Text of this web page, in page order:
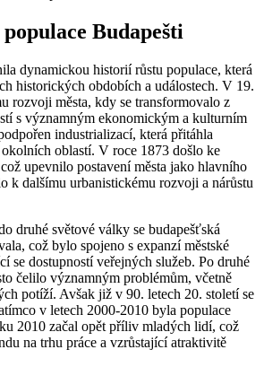
Budapešti
dynamickou historií růstu populace, která
historických obdobích a událostech. V 19.
rozvoji města, kdy se transformovalo z
s významným ekonomickým a kulturním
industrializací, která přitáhla
oblastí. V roce 1873 došlo ke
upevnilo postavení města jako hlavního
k dalšímu urbanistickému rozvoji a nárůstu
druhé světové války se budapešťská
což bylo spojeno s expanzí městské
se dostupností veřejných služeb. Po druhé
čelilo významným problémům, včetně
potíží. Avšak již v 90. letech 20. století se
v letech 2000-2010 byla populace
2010 začal opět příliv mladých lidí, což
na trhu práce a vzrůstající atraktivitě